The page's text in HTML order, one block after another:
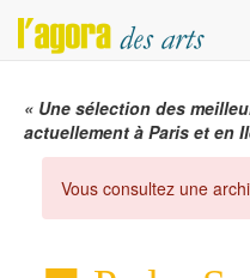
« Une sélection des
actuellement à Paris et en
Vous consultez une